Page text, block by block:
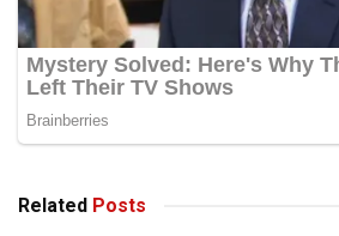
Related Posts